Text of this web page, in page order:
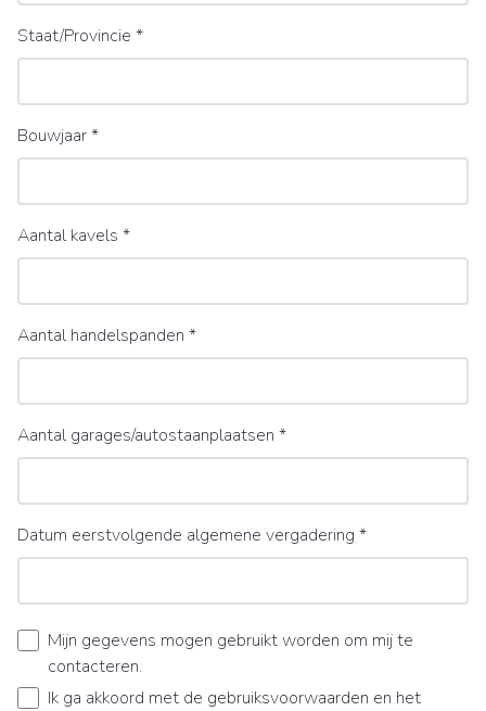
Staat/Provincie *
Bouwjaar*
Aantal kavels *
Aantal handelspanden *
Aantal garages/autostaanplaatsen *
Datum eerstvolgende algemene vergadering *
Mijn gegevens mogen gebruikt worden om mij te
contacteren.
Ik ga akkoord met de gebruiksvoorwaarden en het